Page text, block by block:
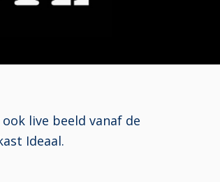
live beeld vanaf de
Ideaal.